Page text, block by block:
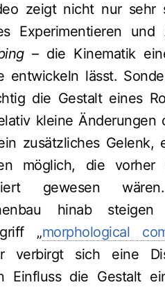
zeigt nicht nur sehr
Experimentieren und
– die Kinematik
entwickeln lässt.
die Gestalt eines
kleine Änderungen
zusätzliches Gelenk,
möglich, die vorher
gewesen
hinab
„morphological
verbirgt sich eine
Einfluss die Gestalt